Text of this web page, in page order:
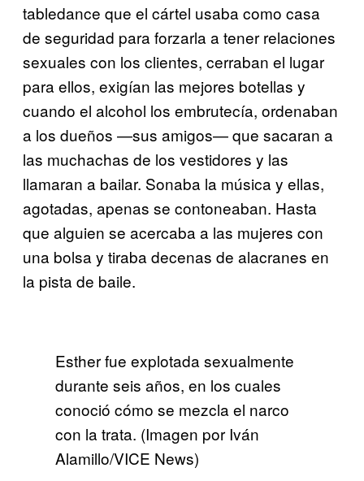
tabledance que el cártel usaba como casa
de seguridad para forzarla a tener relaciones
sexuales con los clientes, cerraban el lugar
para ellos, exigían las mejores botellas y
cuando el alcohol los embrutecía, ordenaban
a los dueños —sus amigos— que sacaran a
las muchachas de los vestidores y las
llamaran a bailar. Sonaba la música y ellas,
agotadas, apenas se contoneaban. Hasta
que alguien se acercaba a las mujeres con
una bolsa y tiraba decenas de alacranes en
la pista de baile.
Esther fue explotada sexualmente
durante seis años, en los cuales
conoció cómo se mezcla el narco
con la trata. (Imagen por Iván
Alamillo/VICE News)